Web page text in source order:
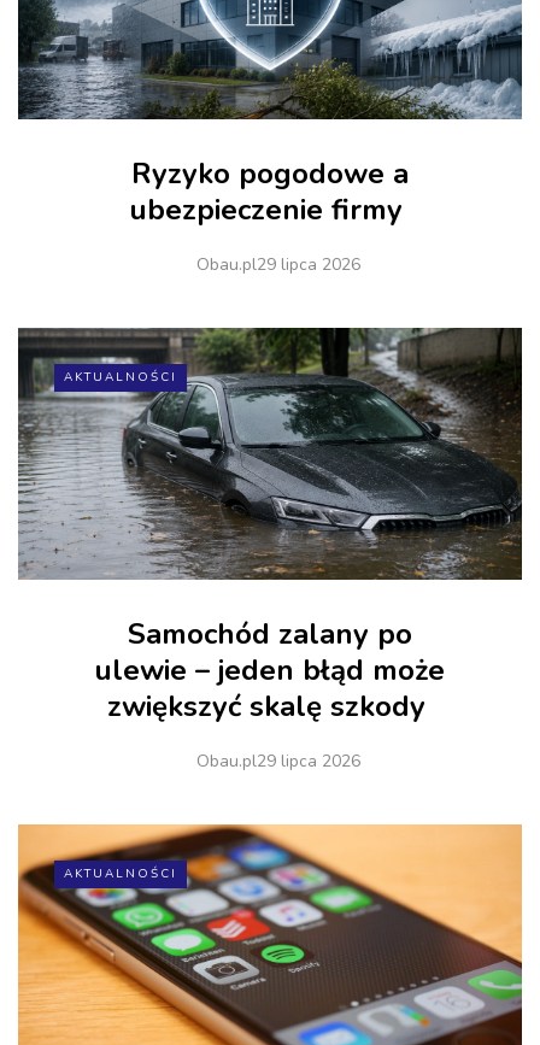
Ryzyko pogodowe a
ubezpieczenie firmy
Obau.pl29 lipca 2026
AKTUALNOŚCI
Samochód zalany po
ulewie – jeden błąd może
zwiększyć skalę szkody
Obau.pl29 lipca 2026
AKTUALNOŚCI